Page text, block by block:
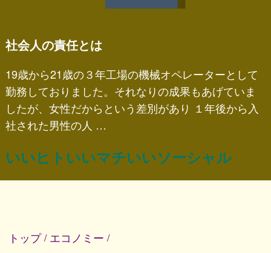
社会人の責任とは
19歳から21歳の３年工場の機械オペレーターとして
勤務しておりました。それなりの成果もあげていま
したが、女性だからという差別があり １年後から入
社された男性の人 …
いいヒトいいマチいいソーシャル
トップ / エコノミー /